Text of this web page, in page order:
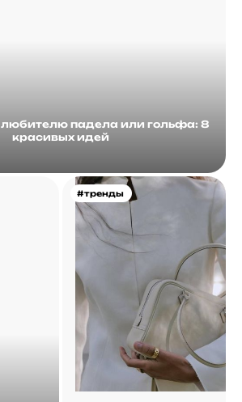
любителю падела или гольфа: 8
красивых идей
#тренды